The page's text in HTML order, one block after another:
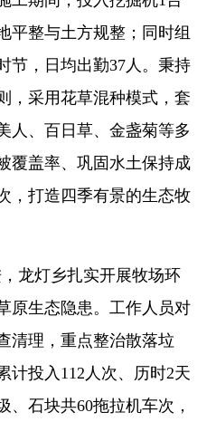
平整与土方规整；同时组
节，日均出勤37人。秉持
，采用花草混种模式，套
人、百日草、金盏菊等多
覆盖率、巩固水土保持成
，打造四季有景的生态牧
龙灯乡扎实开展牧场环
原生态隐患。工作人员对
清理，重点整治散落垃
计投入 112人次、历时2天
、石块共60拖拉机车次，